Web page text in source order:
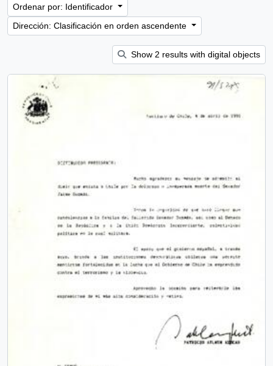
Ordenar por: Identificador
Dirección: Clasificación en orden ascendente
Show 2 results with digital objects